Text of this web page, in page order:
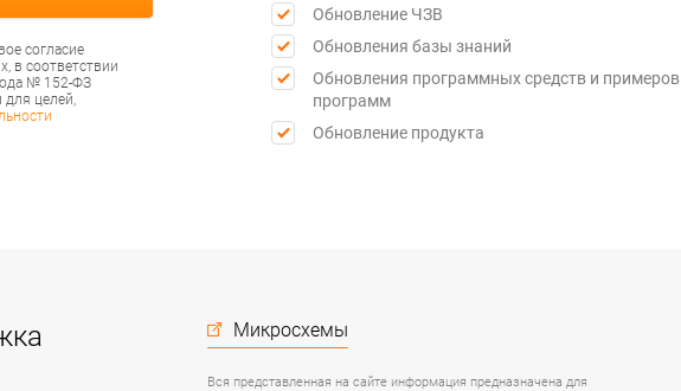
Обновление ЧЗВ
Обновления базы знаний
Обновления программных средств и примеров
программ
Обновление продукта
согласие
в соответствии
№ 152-ФЗ
для целей,
Микросхемы
Вся представленная на сайте информация предназначена для